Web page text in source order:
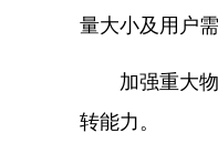
量大小及用户
加强重大物
转能力。